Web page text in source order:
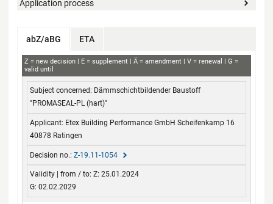
Application process
abZ/aBG ETA
abZ
Z new decision E supplement Ä amendment V renewal
G
valid until
from / to
Dämmschichtbildender Baustoff
"PROMASEAL-PL (hart)"
Etex Building Performance GmbH Scheifenkamp 16
40878 Ratingen
Z-19.11-1054
Z: 25.01.2024
G: 02.02.2029